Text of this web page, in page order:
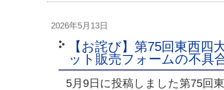
2026年5月13日
【お詫び】第75回東西
ット販売フォームの不具
5月9日に投稿しました第75回